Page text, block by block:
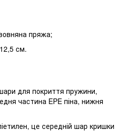
пряжа;
см.
для покриття пружини,
частина EPE піна, нижня
це середній шар кришки